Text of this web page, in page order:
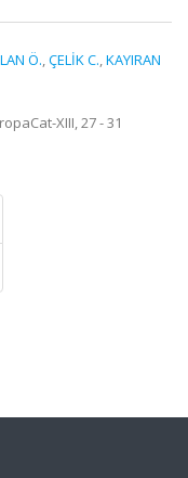
Ö.,ÇELİK C.,KAYIRAN
XIII, 27 - 31